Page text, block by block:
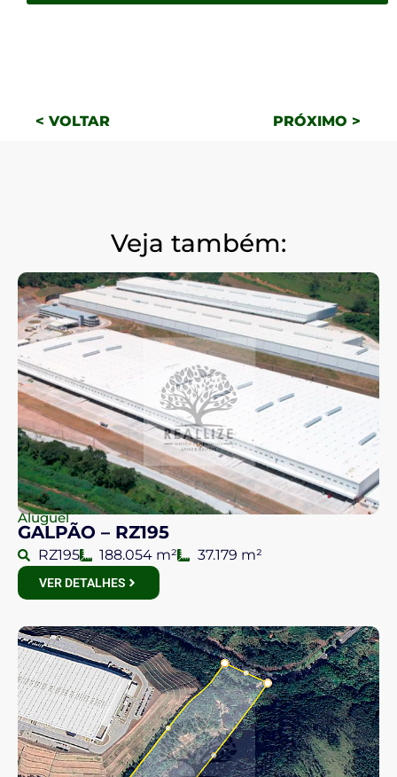
< VOLTAR PRÓXIMO >
Veja também:
Aluguel
GALPÃO – RZ195
RZ195 188.054 m² 37.179 m²
VER DETALHES